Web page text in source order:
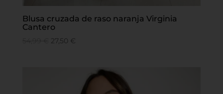
Blusa cruzada de raso naranja Virginia
Cantero
27,50 €